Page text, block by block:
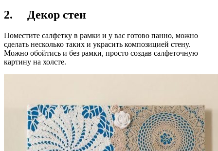
2. Декор стен
Поместите салфетку в рамки и у вас готово панно, можно
сделать несколько таких и украсить композицией стену.
Можно обойтись и без рамки, просто создав салфеточную
картину на холсте.